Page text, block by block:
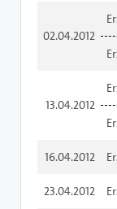
02.04.2012
13.04.2012
16.04.2012
23.04.2012